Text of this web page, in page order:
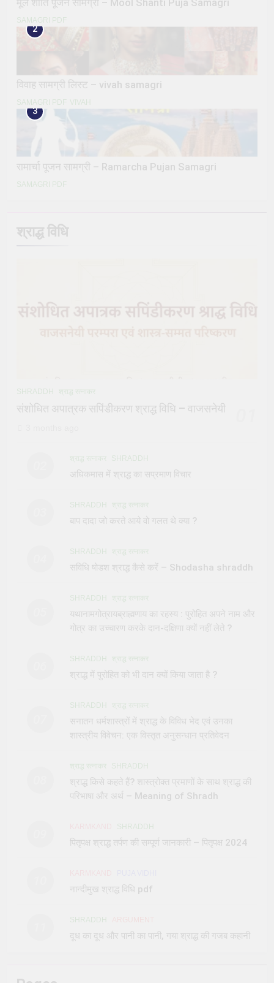
मूल शांति पूजन सामग्री – Mool Shanti Puja Samagri
SAMAGRI PDF
2
विवाह सामग्री लिस्ट – vivah samagri
SAMAGRI PDF
3
रामार्चा पूजन सामग्री – Ramarcha Pujan Samagri
SAMAGRI PDF
श्राद्ध विधि
SHRADDH श्राद्ध रत्नाकर
संशोधित अपात्रक सपिंडीकरण श्राद्ध विधि – वाजसनेयी
श्राद्ध रत्नाकर SHRADDH
अधिकमास में श्राद्ध का सप्रमाण विचार
SHRADDH श्राद्ध रत्नाकर
बाप दादा जो करते आये वो गलत थे क्या ?
SHRADDH श्राद्ध रत्नाकर
सविधि षोडश श्राद्ध कैसे करें – Shodasha shraddh
SHRADDH श्राद्ध रत्नाकर
यथानामगोत्रायब्राह्मणाय का रहस्य : पुरोहित अपने नाम और
गोत्र का उच्चारण करके दान-दक्षिणा क्यों नहीं लेते ?
SHRADDH श्राद्ध रत्नाकर
श्राद्ध में पुरोहित को भी दान क्यों किया जाता है ?
SHRADDH श्राद्ध रत्नाकर
सनातन धर्मशास्त्रों में श्राद्ध के विविध भेद एवं उनका
शास्त्रीय विवेचन: एक विस्तृत अनुसन्धान प्रतिवेदन
श्राद्ध रत्नाकर SHRADDH
श्राद्ध किसे कहते हैं? शास्त्रोक्त प्रमाणों के साथ श्राद्ध की
परिभाषा और अर्थ – Meaning of Shradh
SHRADDH
पितृपक्ष श्राद्ध तर्पण की सम्पूर्ण जानकारी – पितृपक्ष 2024
नान्दीमुख श्राद्ध विधि pdf
SHRADDH
दूध का दूध और पानी का पानी, गया श्राद्ध की गजब कहानी